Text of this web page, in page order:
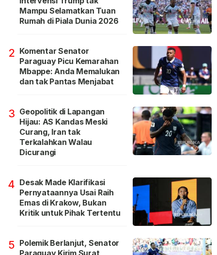
Mampu Selamatkan Tuan
Rumah di Piala Dunia 2026
2 Komentar Senator
Paraguay Picu Kemarahan
Mbappe: Anda Memalukan
dan tak Pantas Menjabat
3 Geopolitik di Lapangan
Hijau: AS Kandas Meski
Curang, Iran tak
Terkalahkan Walau
Dicurangi
4 Desak Made Klarifikasi
Pernyataannya Usai Raih
Emas di Krakow, Bukan
Kritik untuk Pihak Tertentu
5 Polemik Berlanjut, Senator